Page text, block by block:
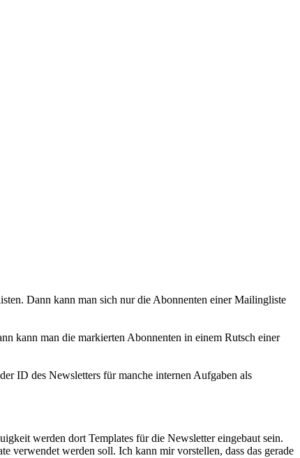
Dann kann man sich nur die Abonnenten einer Mailingliste
kann man die markierten Abonnenten in einem Rutsch einer
ID des Newsletters für manche internen Aufgaben als
werden dort Templates für die Newsletter eingebaut sein.
verwendet werden soll. Ich kann mir vorstellen, dass das gerade